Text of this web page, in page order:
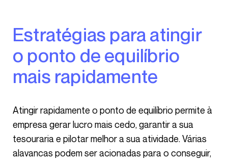
Estratégias para atingir
o ponto de equilíbrio
mais rapidamente
Atingir rapidamente o ponto de equilíbrio permite à
empresa gerar lucro mais cedo, garantir a sua
tesouraria e pilotar melhor a sua atividade. Várias
alavancas podem ser acionadas para o conseguir,